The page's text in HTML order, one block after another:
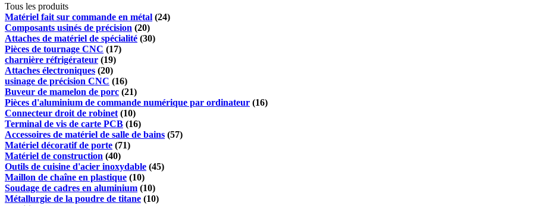
Tous les produits
Matériel fait sur commande en métal (24)
Composants usinés de précision (20)
Attaches de matériel de spécialité (30)
Pièces de tournage CNC (17)
charnière réfrigérateur (19)
Attaches électroniques (20)
usinage de précision CNC (16)
Buveur de mamelon de porc (21)
Pièces d'aluminium de commande numérique par ordinateur (16)
Connecteur droit de robinet (10)
Terminal de vis de carte PCB (16)
Accessoires de matériel de salle de bains (57)
Matériel décoratif de porte (71)
Matériel de construction (40)
Outils de cuisine d'acier inoxydable (45)
Maillon de chaîne en plastique (10)
Soudage de cadres en aluminium (10)
Métallurgie de la poudre de titane (10)